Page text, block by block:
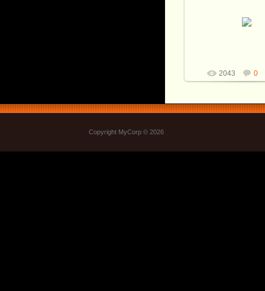
Кузнец: А.Белый.
2043 0
Copyright MyCorp © 2026